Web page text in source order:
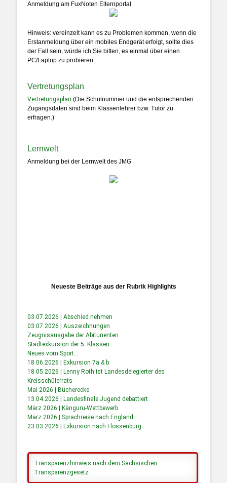
Anmeldung am FuxNoten Elternportal
Hinweis: vereinzelt kann es zu Problemen kommen, wenn die
Erstanmeldung über ein mobiles Endgerät erfolgt, sollte dies
der Fall sein, würde ich Sie bitten, es einmal über einen
PC/Laptop zu probieren.
Vertretungsplan
Vertretungsplan (Die Schulnummer und die entsprechenden
Zugangsdaten sind beim Klassenlehrer bzw. Tutor zu
erfragen.)
Lernwelt
Anmeldung bei der Lernwelt des JMG
Neueste Beiträge aus der Rubrik Highlights
03.07.2026 | Abschied nehmen
03.07.2026 | Auszeichnungen
Zeugnisausgabe der Abiturienten
Stadtexkursion der 5. Klassen
Neues vom Sport…
18.06.2026 | Exkursion 7a & b
18.05.2026 | Lenny Roth ist Landesdelegierter des
Kreisschülerrats
Mai 2026 | Bücherecke
13.04.2026 | Landesfinale Jugend debattiert
März 2026 | Känguru-Wettbewerb
März 2026 | Sprachreise nach England
23.03.2026 | Exkursion nach Flossenbürg
Transparenzhinweis nach dem Sächsischen
Transparenzgesetz